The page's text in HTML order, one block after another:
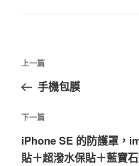
文
導
覽
上
一
文
章
上一篇
手機包膜
下
一
篇
下一篇
iPhone SE 的防護罩，
貼＋超潑水保貼＋藍寶